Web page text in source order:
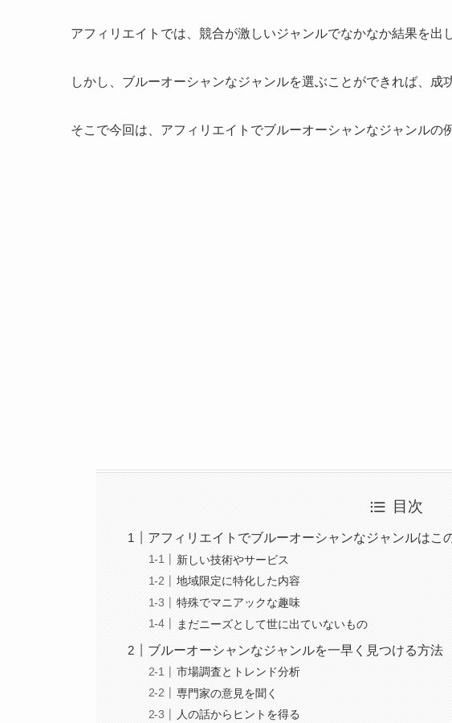
アフィリエイトでは、競合が激しいジャンルでなかなか結果を出
しかし、ブルーオーシャンなジャンルを選ぶことができれば、成
そこで今回は、アフィリエイトでブルーオーシャンなジャンルの
目次
アフィリエイトでブルーオーシャンなジャンルはこ
新しい技術やサービス
地域限定に特化した内容
特殊でマニアックな趣味
まだニーズとして世に出ていないもの
ブルーオーシャンなジャンルを一早く見つける方法
市場調査とトレンド分析
専門家の意見を聞く
人の話からヒントを得る